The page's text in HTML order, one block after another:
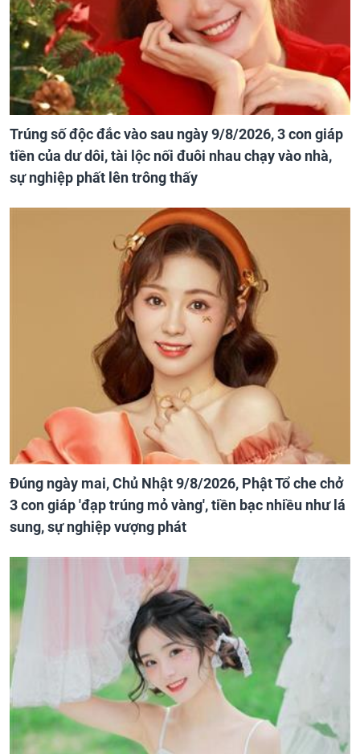
Trúng số độc đắc vào sau ngày 9/8/2026, 3 con giáp
tiền của dư dôi, tài lộc nối đuôi nhau chạy vào nhà,
sự nghiệp phất lên trông thấy
Đúng ngày mai, Chủ Nhật 9/8/2026, Phật Tổ che chở
3 con giáp 'đạp trúng mỏ vàng', tiền bạc nhiều như lá
sung, sự nghiệp vượng phát